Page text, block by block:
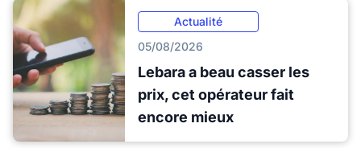
Actualité
05/08/2026
Lebara a beau casser les
prix, cet opérateur fait
encore mieux